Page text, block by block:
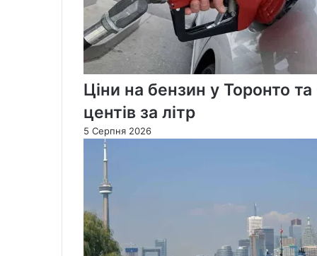
Ціни на бензин у Торонто
центів за літр
5 Серпня 2026